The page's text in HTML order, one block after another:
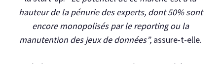
hauteur de la pénurie des experts, dont 50% sont
encore monopolisés par le reporting ou la
manutention des jeux de données”, assure-t-elle.